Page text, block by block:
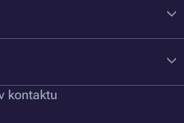
kontaktu